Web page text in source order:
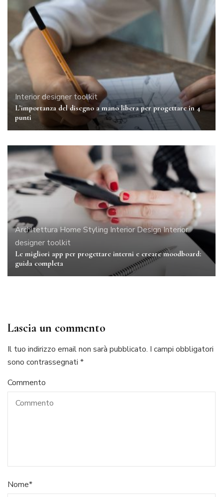
Interior designer toolkit
L’importanza del disegno a mano libera per progettare in 4
punti
ArchitetturaHome Styling Interior DesignInterior
designer toolkit
Le migliori app per progettare interni e creare moodboard:
guida completa
Lascia un commento
Il tuo indirizzo email non sarà pubblicato. I campi obbligatori
sono contrassegnati *
Commento
Nome*